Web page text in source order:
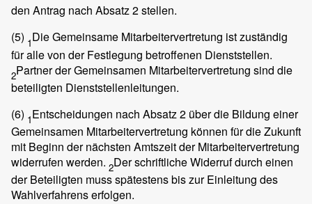
den Antrag nach Absatz 2 stellen.
(5) 1Die Gemeinsame Mitarbeitervertretung ist zuständig
für alle von der Festlegung betroffenen Dienststellen.
2Partner der Gemeinsamen Mitarbeitervertretung sind die
beteiligten Dienststellenleitungen.
(6) 1Entscheidungen nach Absatz 2 über die Bildung einer
Gemeinsamen Mitarbeitervertretung können für die Zukunft
mit Beginn der nächsten Amtszeit der Mitarbeitervertretung
widerrufen werden. 2Der schriftliche Widerruf durch einen
der Beteiligten muss spätestens bis zur Einleitung des
Wahlverfahrens erfolgen.